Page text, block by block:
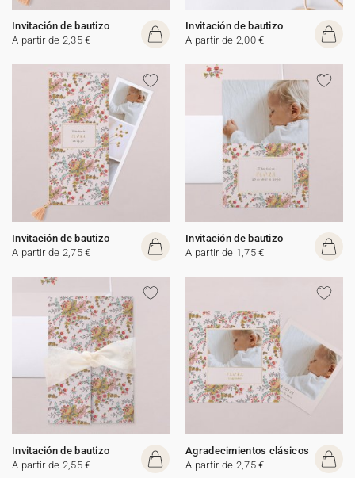
Invitación de bautizo
A partir de 2,35 €
Invitación de bautizo
A partir de 2,00 €
Invitación de bautizo
A partir de 2,75 €
Invitación de bautizo
A partir de 1,75 €
Invitación de bautizo
A partir de 2,55 €
Agradecimientos clásicos
A partir de 2,75 €